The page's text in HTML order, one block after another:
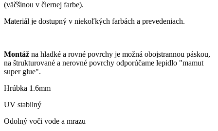
(väčšinou v čiernej farbe).
Materiál je dostupný v niekoľkých farbách a prevedeniach.
Montáž na hladké a rovné povrchy je možná obojstrannou páskou,
na štrukturované a nerovné povrchy odporúčame lepidlo "mamut
super glue".
Hrúbka 1.6mm
UV stabilný
Odolný voči vode a mrazu